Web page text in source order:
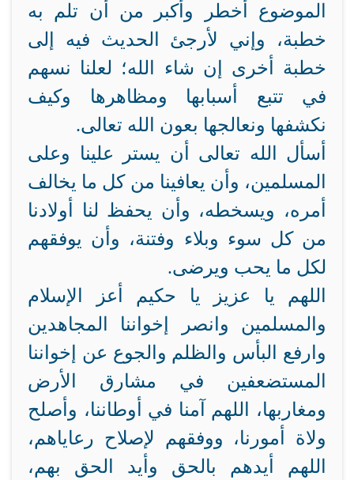
الموضوع أخطر وأكبر من أن تلم به
خطبة، وإني لأرجئ الحديث فيه إلى
خطبة أخرى إن شاء الله؛ لعلنا نسهم
في تتبع أسبابها ومظاهرها وكيف
نكشفها ونعالجها بعون الله تعالى.
أسأل الله تعالى أن يستر علينا وعلى
المسلمين، وأن يعافينا من كل ما يخالف
أمره، ويسخطه، وأن يحفظ لنا أولادنا
من كل سوء وبلاء وفتنة، وأن يوفقهم
لكل ما يحب ويرضى.
اللهم يا عزيز يا حكيم أعز الإسلام
والمسلمين وانصر إخواننا المجاهدين
وارفع البأس والظلم والجوع عن إخواننا
المستضعفين في مشارق الأرض
ومغاربها، اللهم آمنا في أوطاننا، وأصلح
ولاة أمورنا، ووفقهم لإصلاح رعاياهم،
اللهم أيدهم بالحق وأيد الحق بهم،